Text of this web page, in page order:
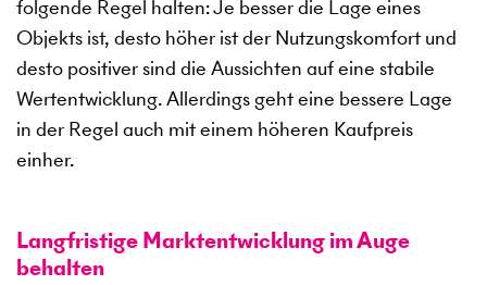
folgende Regel halten: Je besser die Lage eines
Objekts ist, desto höher ist der Nutzungskomfort und
desto positiver sind die Aussichten auf eine stabile
Wertentwicklung. Allerdings geht eine bessere Lage
in der Regel auch mit einem höheren Kaufpreis
einher.
Langfristige Marktentwicklung im Auge
behalten